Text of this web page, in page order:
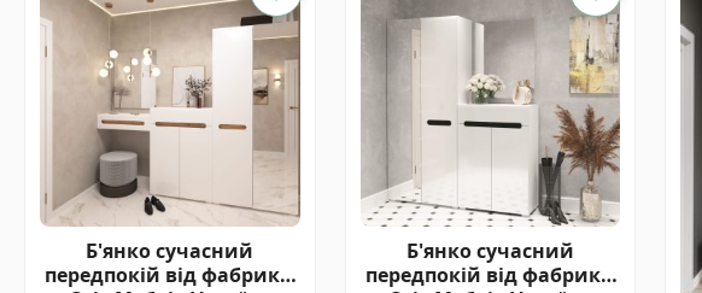
Б'янко сучасний
передпокій від фабрики
Б'янко сучасний
передпокій від фабрики